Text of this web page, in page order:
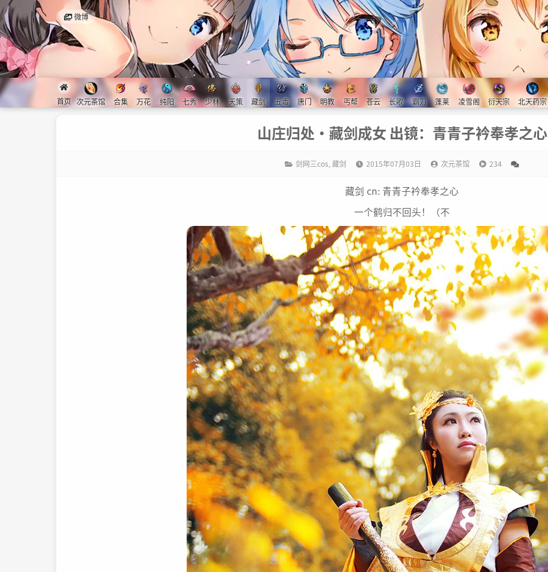
微博
首页 次元茶馆 合集 万花 纯阳 七秀 少林 天策 藏剑 五毒 唐门 明教 丐帮 苍云 长歌 霸刀 蓬莱 凌雪阁 衍天宗 北天药宗
山庄归处·藏剑成女 出镜：青青子衿奉孝之心
剑网三cos,藏剑 2015年07月03日 次元茶馆 234
藏剑 cn: 青青子衿奉孝之心
一个鹤归不回头！（不